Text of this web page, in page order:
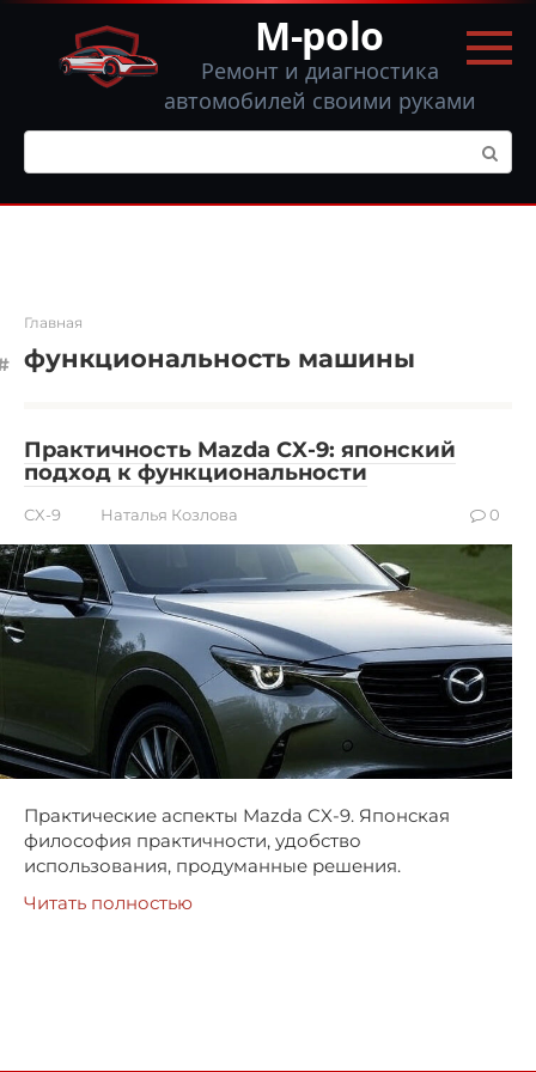
Перейти
контенту
M-polo
Ремонт и диагностика
автомобилей своими руками
Поиск:
Главная
функциональность машины
Практичность Mazda CX-9: японский
подход к функциональности
CX-9 Наталья Козлова 0
Практические аспекты Mazda CX-9. Японская
философия практичности, удобство
использования, продуманные решения.
Читать полностью